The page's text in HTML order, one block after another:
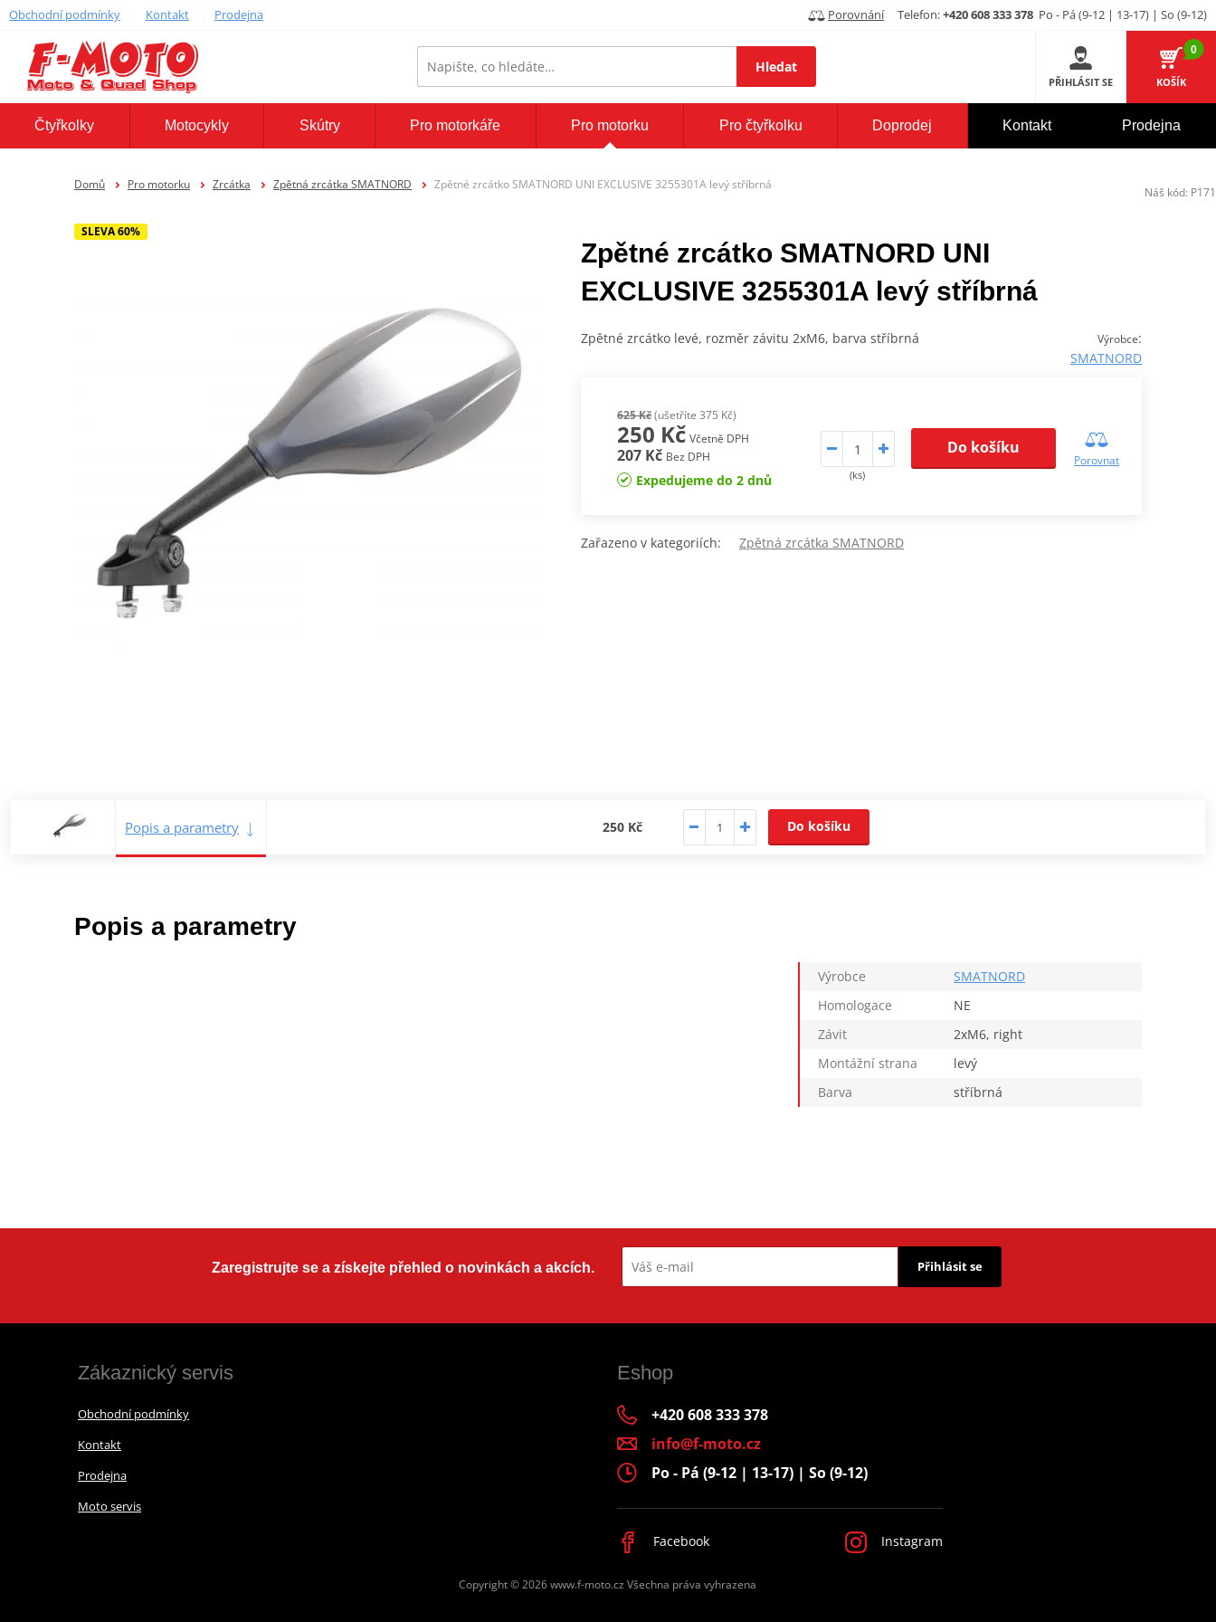
Obchodní podmínky Kontakt Prodejna Porovnání Telefon:+420 608 333 378 Po - Pá (9-12 | 13-17) | So (9-12)
Hledat
PŘIHLÁSIT SE
0
KOŠÍK
Čtyřkolky Motocykly Skútry Pro motorkáře Pro motorku Pro čtyřkolku Doprodej Kontakt Prodejna
Domů Pro motorku Zrcátka Zpětná zrcátka SMATNORD Zpětné zrcátko SMATNORD UNI EXCLUSIVE 3255301A levý stříbrná
SLEVA 60%
Zpětné zrcátko SMATNORD UNI
EXCLUSIVE 3255301A levý stříbrná
Výrobce:
SMATNORD
Zpětné zrcátko levé, rozměr závitu 2xM6, barva stříbrná
625 Kč(ušetříte 375 Kč)
250 Kč Včetně DPH
207 Kč Bez DPH
Expedujeme do 2 dnů (ks)
Do košíku
Porovnat
Zařazeno v kategoriích: Zpětná zrcátka SMATNORD
Popis a parametry 250 Kč Do košíku
Popis a parametry
Výrobce
SMATNORD
Homologace
NE
Závit
2xM6, right
Montážní strana
levý
Barva
stříbrná
Náš kód: P171
Zaregistrujte se a získejte přehled o novinkách a akcích. Přihlásit se
Zákaznický servis
Obchodní podmínky
Kontakt
Prodejna
Moto servis
Eshop
+420 608 333 378
info@f-moto.cz
Po - Pá (9-12 | 13-17) | So (9-12)
Facebook Instagram
Copyright © 2026 www.f-moto.cz Všechna práva vyhrazena